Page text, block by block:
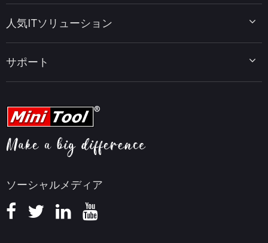
ソーシャルメディア
MiniTool PDF Editor
MiniTool MovieMaker
MiniTool uTube Downloader
データ復元ヒント
PDF編集ヒント
動画編集ヒント
ビデオ変換ヒント
画面録画ヒント
知識ベース
人気ITソリューション
MiniTool ニュースセンター
サポート
ヘルプ